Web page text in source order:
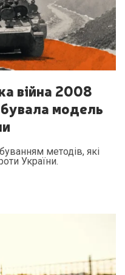
війна 2008
модель
методів, які
України.